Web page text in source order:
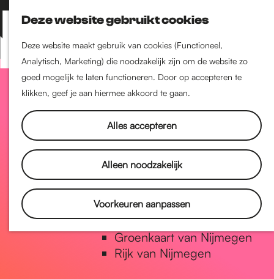
Deze website gebruikt cookies
Deze website maakt gebruik van cookies (Functioneel,
Analytisch, Marketing) die noodzakelijk zijn om de website zo
goed mogelijk te laten functioneren. Door op accepteren te
klikken, geef je aan hiermee akkoord te gaan.
Alles accepteren
Alleen noodzakelijk
Voorkeuren aanpassen
Z
o
e
k
e
K
a
a
r
t
M
e
n
Nijmegen-Nieuw-West
Nijmegen-Oud-West
Dukenburg
Lindenholt
Historie
De oudste stad van
Nederland
Historische tijdlijn
Romeinse Limes
Vrede van Nijmegen Penning
Natuur in Nijmegen
Groenkaart van Nijmegen
Rijk van Nijmegen